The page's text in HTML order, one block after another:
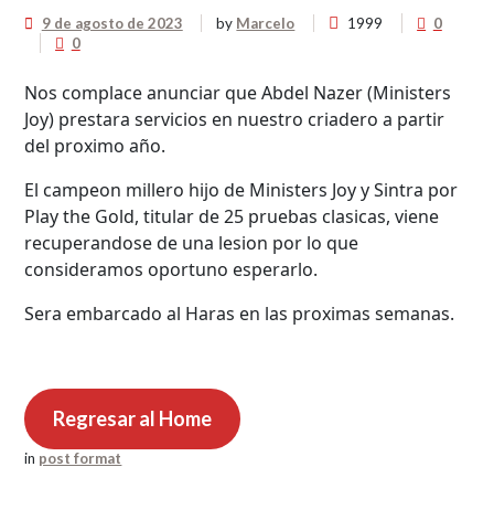
9 de agosto de 2023 by Marcelo 1999
0
0
Nos complace anunciar que Abdel Nazer (Ministers
Joy) prestara servicios en nuestro criadero a partir
del proximo año.
El campeon millero hijo de Ministers Joy y Sintra por
Play the Gold, titular de 25 pruebas clasicas, viene
recuperandose de una lesion por lo que
consideramos oportuno esperarlo.
Sera embarcado al Haras en las proximas semanas.
Regresar al Home
in post format